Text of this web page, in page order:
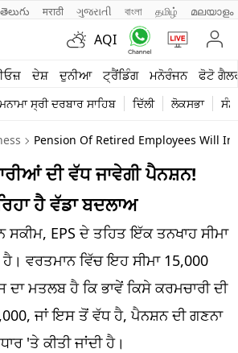
తెలుగు मराठी ગુજરાતી বাংলা தமிழ் മലയാളം
AQI
ਦੇਸ਼ ਦੁਨੀਆ ਟ੍ਰੈਂਡਿੰਗ ਮਨੋਰੰਜਨ ਫੋਟੋ
ਸ੍ਰੀ ਦਰਬਾਰ ਸਾਹਿਬ ਦਿੱਲੀ ਲੋਕਸਭਾ
Pension Of Retired Employees Will
ਦੀ ਵੱਧ ਜਾਵੇਗੀ ਪੈਨਸ਼ਨ!
ਹੈ ਵੱਡਾ ਬਦਲਾਅ
ਸਕੀਮ, EPS ਦੇ ਤਹਿਤ ਇੱਕ ਤਨਖਾਹ ਸੀਮਾ
ਵਰਤਮਾਨ ਵਿੱਚ ਇਹ ਸੀਮਾ 15,000
ਦਾ ਮਤਲਬ ਹੈ ਕਿ ਭਾਵੇਂ ਕਿਸੇ ਕਰਮਚਾਰੀ ਦੀ
ਜਾਂ ਇਸ ਤੋਂ ਵੱਧ ਹੈ, ਪੈਨਸ਼ਨ ਦੀ ਗਣਨਾ
'ਤੇ ਕੀਤੀ ਜਾਂਦੀ ਹੈ।